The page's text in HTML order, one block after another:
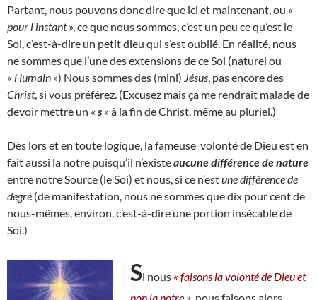
Partant, nous pouvons donc dire que ici et maintenant, ou «
pour l’instant», ce que nous sommes, c’est un peu ce qu’est le
Soi, c’est-à-dire un petit dieu qui s’est oublié. En réalité, nous
ne sommes que l’une des extensions de ce Soi (naturel ou
« Humain ») Nous sommes des (mini) Jésus , pas encore des
Christ, si vous préférez. (Excusez mais ça me rendrait malade de
devoir mettre un « s » à la fin de Christ, même au pluriel.)
Dès lors et en toute logique, la fameuse volonté de Dieu est en
fait aussi la notre puisqu’il n’existeaucune différence de nature
entre notre Source (le Soi) et nous, si ce n’estune différence de
degré (de manifestation, nous ne sommes que dix pour cent de
nous-mêmes, environ, c’est-à-dire une portion insécable de
Soi.)
Si nous « faisons la volonté de Dieu et
non la notre » , nous faisons alors